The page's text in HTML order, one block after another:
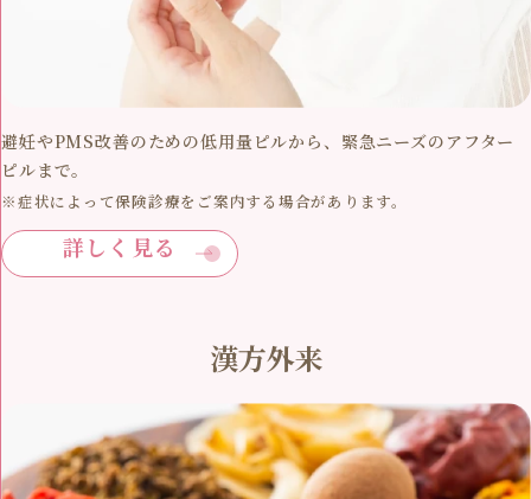
避妊やPMS改善のための低用量ピルから、緊急ニーズのアフター
ピルまで。
※症状によって保険診療をご案内する場合があります。
詳しく見る
漢方外来